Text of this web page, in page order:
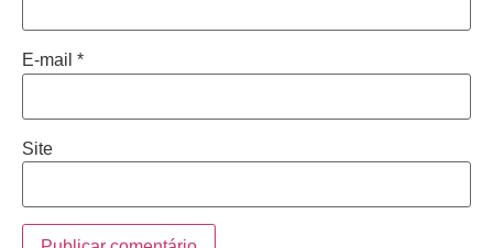
E-mail *
Site